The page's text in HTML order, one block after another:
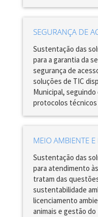
SEGURANÇA DE
Sustentação das
para a garantia da
segurança de
soluções de TIC
Municipal,
protocolos técnicos
MEIO AMBIENTE
Sustentação das
para atendimento
tratam das
sustentabilidade
licenciamento
animais e gestão